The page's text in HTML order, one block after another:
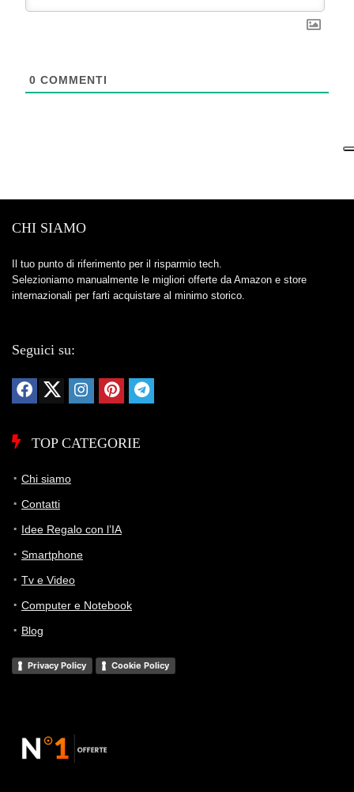
0 COMMENTI
CHI SIAMO
Il tuo punto di riferimento per il risparmio tech.
Selezioniamo manualmente le migliori offerte da Amazon e store
internazionali per farti acquistare al minimo storico.
Seguici su:
TOP CATEGORIE
Chi siamo
Contatti
Idee Regalo con l’IA
Smartphone
Tv e Video
Computer e Notebook
Blog
Privacy Policy Cookie Policy